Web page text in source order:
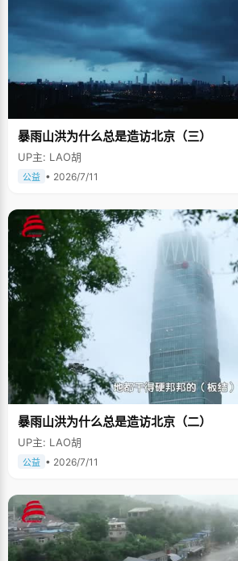
暴雨山洪为什么总是造访北京（三）
UP主: LAO胡
公益 • 2026/7/11
暴雨山洪为什么总是造访北京（二）
UP主: LAO胡
公益 • 2026/7/11